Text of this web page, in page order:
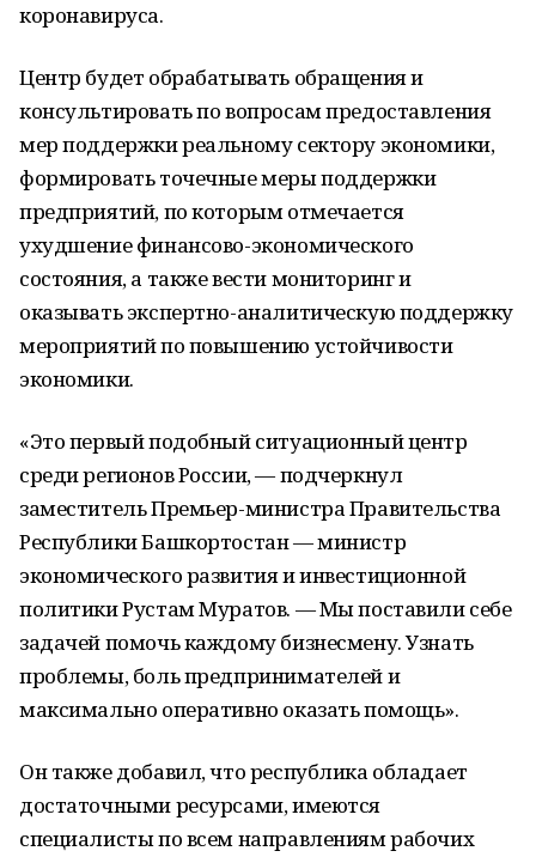
коронавируса.
Центр будет обрабатывать обращения и
консультировать по вопросам предоставления
мер поддержки реальному сектору экономики,
формировать точечные меры поддержки
предприятий, по которым отмечается
ухудшение финансово-экономического
состояния, а также вести мониторинг и
оказывать экспертно-аналитическую поддержку
мероприятий по повышению устойчивости
экономики.
«Это первый подобный ситуационный центр
среди регионов России, — подчеркнул
заместитель Премьер-министра Правительства
Республики Башкортостан — министр
экономического развития и инвестиционной
политики Рустам Муратов. — Мы поставили себе
задачей помочь каждому бизнесмену. Узнать
проблемы, боль предпринимателей и
максимально оперативно оказать помощь».
Он также добавил, что республика обладает
достаточными ресурсами, имеются
специалисты по всем направлениям рабочих